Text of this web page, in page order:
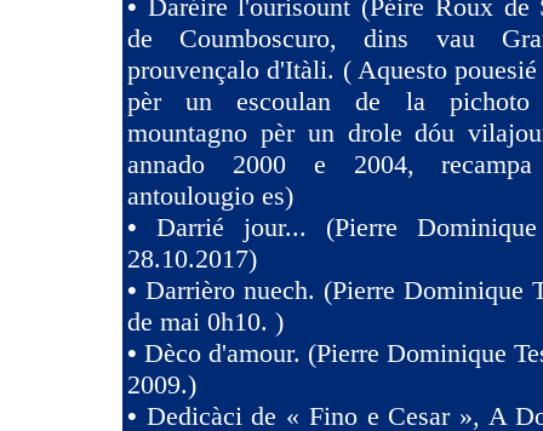
• Daréire l'ourisount (Péire Roux de
de Coumboscuro, dins vau
prouvençalo d'Itàli. ( Aquesto
pèr un escoulan de la pichoto
mountagno pèr un drole dóu
annado 2000 e 2004,
antoulougio es)
• Darrié jour... (Pierre
28.10.2017)
• Darrièro nuech. (Pierre Dominique
de mai 0h10. )
• Dèco d'amour. (Pierre Dominique
2009.)
• Dedicàci de « Fino e Cesar », A